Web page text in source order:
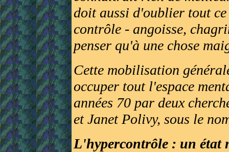
doit aussi d'oublier tout
contrôle - angoisse,
penser qu'à une chose
Cette mobilisation
occuper tout l'espace
années 70 par deux
et Janet Polivy, sous le
L'hypercontrôle : un état